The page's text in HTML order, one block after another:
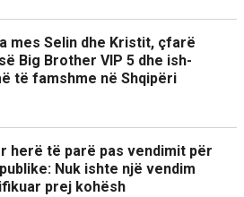
mes Selin dhe Kristit, çfarë
Big Brother VIP 5 dhe ish-
të famshme në Shqipëri
herë të parë pas vendimit për
Nuk ishte një vendim
prej kohësh